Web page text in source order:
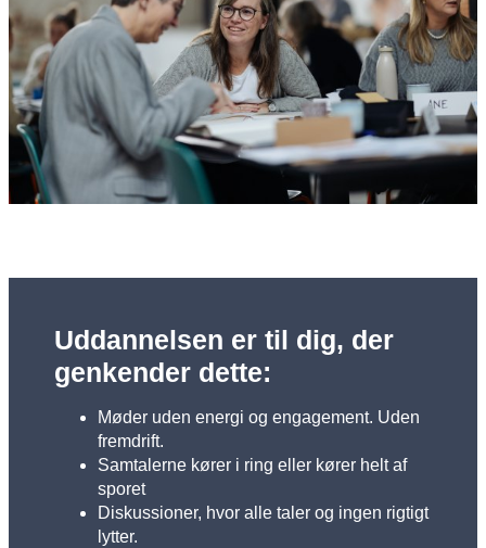
Uddannelsen er til dig, der
genkender dette:
Møder uden energi og engagement. Uden
fremdrift.
Samtalerne kører i ring eller kører helt af
sporet
Diskussioner, hvor alle taler og ingen rigtigt
lytter.